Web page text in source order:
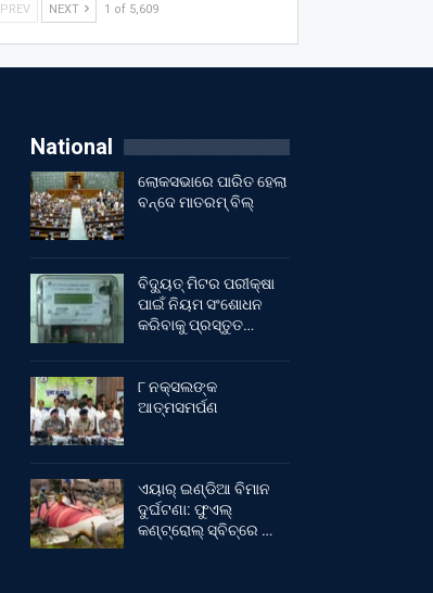
PREV NEXT 1 of 5,609
National
ଲୋକସଭାରେ ପାରିତ ହେଲା
ବନ୍ଦେ ମାତରମ୍‌ ବିଲ୍‌
ବିଦ୍ୟୁତ୍ ମିଟର ପରୀକ୍ଷା
ପାଇଁ ନିୟମ ସଂଶୋଧନ
କରିବାକୁ ପ୍ରସ୍ତୁତ…
୮ ନକ୍ସଲଙ୍କ
ଆତ୍ମସମର୍ପଣ
ଏୟାର୍ ଇଣ୍ଡିଆ ବିମାନ
ଦୁର୍ଘଟଣା: ଫୁଏଲ୍‌
କଣ୍ଟ୍ରୋଲ୍‌ ସ୍ବିଚ୍‌ରେ …